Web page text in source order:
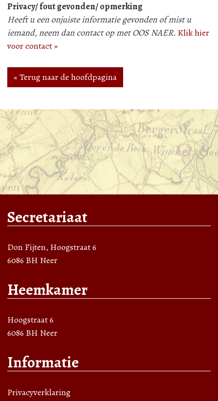
Privacy/ fout gevonden/ opmerking
Heeft u een onjuiste informatie gevonden of mist u
iemand, neem dan contact op met OOS NAER. Klik hier
voor contact »
« Terug naar de hoofdpagina
Secretariaat
Don Fijten, Hoogstraat 6
6086 BH Neer
Heemkamer
Hoogstraat 6
6086 BH Neer
Informatie
Privacyverklaring